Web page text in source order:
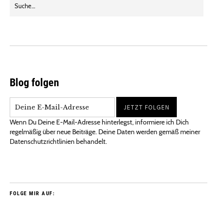
Blog folgen
Wenn Du Deine E-Mail-Adresse hinterlegst, informiere ich Dich
regelmäßig über neue Beiträge. Deine Daten werden gemäß meiner
Datenschutzrichtlinien behandelt.
FOLGE MIR AUF: